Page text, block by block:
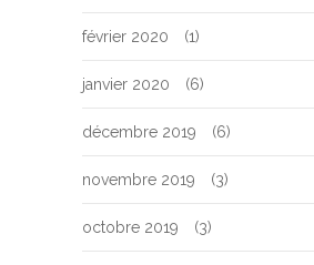
février 2020 (1)
janvier 2020 (6)
décembre 2019 (6)
novembre 2019 (3)
octobre 2019 (3)